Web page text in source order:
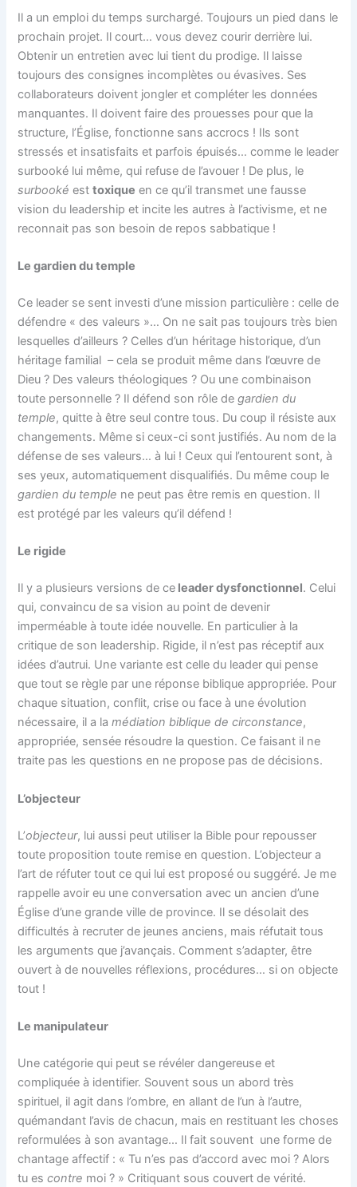
Il a un emploi du temps surchargé. Toujours un pied dans le
prochain projet. Il court… vous devez courir derrière lui.
Obtenir un entretien avec lui tient du prodige. Il laisse
toujours des consignes incomplètes ou évasives. Ses
collaborateurs doivent jongler et compléter les données
manquantes. Il doivent faire des prouesses pour que la
structure, l’Église, fonctionne sans accrocs ! Ils sont
stressés et insatisfaits et parfois épuisés… comme le leader
surbooké lui même, qui refuse de l’avouer ! De plus, le
surbooké esttoxique en ce qu’il transmet une fausse
vision du leadership et incite les autres à l’activisme, et ne
reconnait pas son besoin de repos sabbatique !
Le gardien du temple
Ce leader se sent investi d’une mission particulière : celle de
défendre « des valeurs »… On ne sait pas toujours très bien
lesquelles d’ailleurs ? Celles d’un héritage historique, d’un
héritage familial – cela se produit même dans l’œuvre de
Dieu ? Des valeurs théologiques ? Ou une combinaison
toute personnelle ? Il défend son rôle degardien du
temple, quitte à être seul contre tous. Du coup il résiste aux
changements. Même si ceux-ci sont justifiés. Au nom de la
défense de ses valeurs… à lui ! Ceux qui l’entourent sont, à
ses yeux, automatiquement disqualifiés. Du même coup le
gardien du temple ne peut pas être remis en question. Il
est protégé par les valeurs qu’il défend !
Le rigide
Il y a plusieurs versions de ce leader dysfonctionnel. Celui
qui, convaincu de sa vision au point de devenir
imperméable à toute idée nouvelle. En particulier à la
critique de son leadership. Rigide, il n’est pas réceptif aux
idées d’autrui. Une variante est celle du leader qui pense
que tout se règle par une réponse biblique appropriée. Pour
chaque situation, conflit, crise ou face à une évolution
nécessaire, il a lamédiation biblique de circonstance,
appropriée, sensée résoudre la question. Ce faisant il ne
traite pas les questions en ne propose pas de décisions.
L’objecteur
L’objecteur, lui aussi peut utiliser la Bible pour repousser
toute proposition toute remise en question. L’objecteur a
l’art de réfuter tout ce qui lui est proposé ou suggéré. Je me
rappelle avoir eu une conversation avec un ancien d’une
Église d’une grande ville de province. Il se désolait des
difficultés à recruter de jeunes anciens, mais réfutait tous
les arguments que j’avançais. Comment s’adapter, être
ouvert à de nouvelles réflexions, procédures… si on objecte
tout !
Le manipulateur
Une catégorie qui peut se révéler dangereuse et
compliquée à identifier. Souvent sous un abord très
spirituel, il agit dans l’ombre, en allant de l’un à l’autre,
quémandant l’avis de chacun, mais en restituant les choses
reformulées à son avantage… Il fait souvent une forme de
chantage affectif : « Tu n’es pas d’accord avec moi ? Alors
tu escontre moi ? » Critiquant sous couvert de vérité.